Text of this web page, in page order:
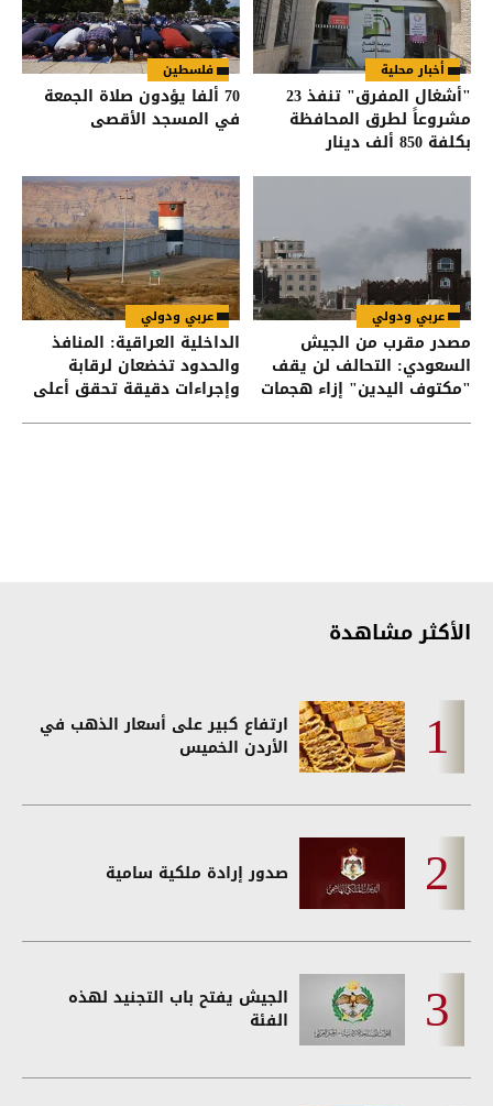
أخبار محلية
"أشغال المفرق" تنفذ 23
مشروعاً لطرق المحافظة
بكلفة 850 ألف دينار
فلسطين
70 ألفا يؤدون صلاة الجمعة
في المسجد الأقصى
عربي ودولي
مصدر مقرب من الجيش
السعودي: التحالف لن يقف
"مكتوف اليدين" إزاء هجمات
عربي ودولي
الداخلية العراقية: المنافذ
والحدود تخضعان لرقابة
وإجراءات دقيقة تحقق أعلى
الأكثر مشاهدة
ارتفاع كبير على أسعار الذهب في
الأردن الخميس
صدور إرادة ملكية سامية
الجيش يفتح باب التجنيد لهذه
الفئة